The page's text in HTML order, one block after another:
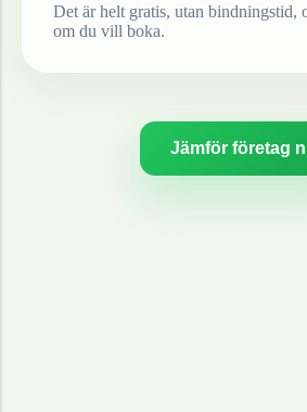
Det är helt gratis, utan bindningstid,
om du vill boka.
Jämför företag